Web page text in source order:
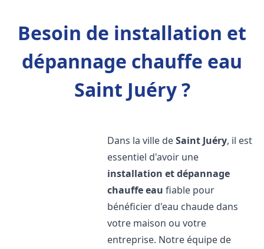
Besoin de installation et
dépannage chauffe eau
Saint Juéry ?
Dans la ville deSaint Juéry, il est
essentiel d'avoir une
installation et dépannage
chauffe eau fiable pour
bénéficier d'eau chaude dans
votre maison ou votre
entreprise. Notre équipe de